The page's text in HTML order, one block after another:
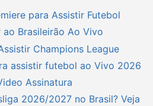
para Assistir Futebol
Brasileirão Ao Vivo
Champions League
assistir futebol ao Vivo 2026
Assinatura
2026/2027 no Brasil? Veja